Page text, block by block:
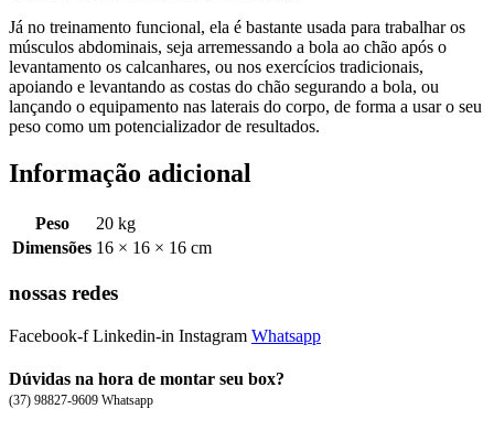
Já no treinamento funcional, ela é bastante usada para trabalhar os
músculos abdominais, seja arremessando a bola ao chão após o
levantamento os calcanhares, ou nos exercícios tradicionais,
apoiando e levantando as costas do chão segurando a bola, ou
lançando o equipamento nas laterais do corpo, de forma a usar o seu
peso como um potencializador de resultados.
Informação adicional
Peso
20 kg
Dimensões 16 × 16 × 16 cm
nossas redes
Facebook-f Linkedin-in Instagram Whatsapp
Dúvidas na hora de montar seu box?
(37) 98827-9609 Whatsapp